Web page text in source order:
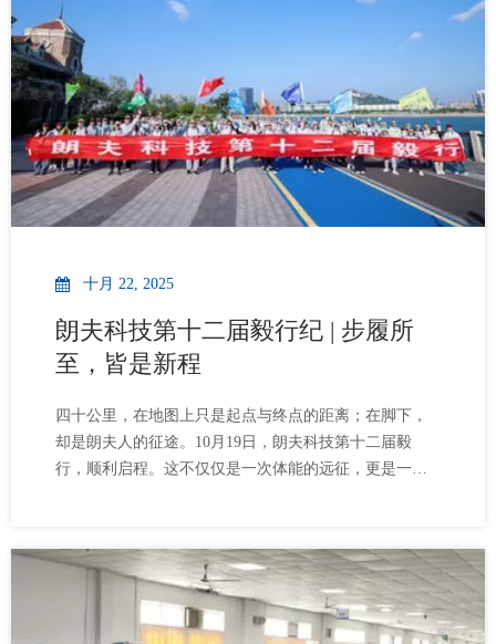
袋为核心产品，为化工、食品等多领域散装流体运输场
景提供一体化包装解决方案，产品远销全球100多个国家
和地区，服务300多个港口，公司凭借持续的自主创新能
力和扎实的制造实力，赢得国内外市场的广泛认可。考
察期间，周勇主任一行对朗夫科技的生产管理、技术水
平和
十月 22, 2025
朗夫科技第十二届毅行纪 | 步履所
至，皆是新程
四十公里，在地图上只是起点与终点的距离；在脚下，
却是朗夫人的征途。10月19日，朗夫科技第十二届毅
行，顺利启程。这不仅仅是一次体能的远征，更是一场
发生在精疲力竭时，坚定迈出的下一步，而这每一步，
都是在探触潜能的边界。朗夫人想要征服的，从来不是
哪一段路，而是那个曾认为“不可能”的自己。正是这种自
我突破的文化内核，引领朗夫人以坚韧为履、以执着为